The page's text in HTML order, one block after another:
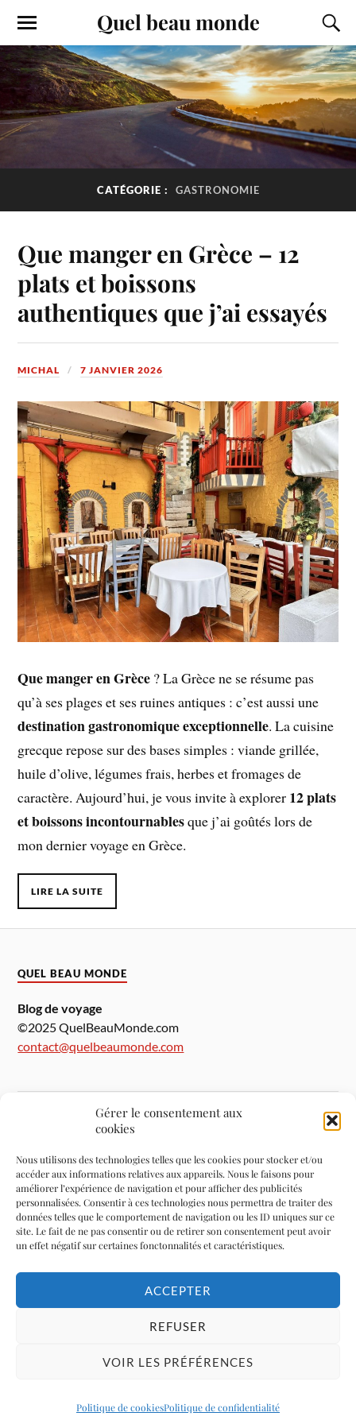
Gérer le consentement aux
cookies
Nous utilisons des technologies telles que les cookies pour stocker et/ou
accéder aux informations relatives aux appareils. Nous le faisons pour
améliorer l’expérience de navigation et pour afficher des publicités
personnalisées. Consentir à ces technologies nous permettra de traiter des
données telles que le comportement de navigation ou les ID uniques sur ce
site. Le fait de ne pas consentir ou de retirer son consentement peut avoir
un effet négatif sur certaines fonctonnalités et caractéristiques.
ACCEPTER
REFUSER
VOIR LES PRÉFÉRENCES
Politique de cookiesPolitique de confidentialité
Quel beau monde
CATÉGORIE : GASTRONOMIE
Que manger en Grèce – 12
plats et boissons
authentiques que j’ai essayés
MICHAL 7 JANVIER 2026
Que manger en Grèce ? La Grèce ne se résume pas
qu’à ses plages et ses ruines antiques : c’est aussi une
destination gastronomique exceptionnelle. La cuisine
grecque repose sur des bases simples : viande grillée,
huile d’olive, légumes frais, herbes et fromages de
caractère. Aujourd’hui, je vous invite à explorer 12 plats
et boissons incontournablesque j’ai goûtés lors de
mon dernier voyage en Grèce.
LIRE LA SUITE
QUEL BEAU MONDE
Blog de voyage
©2025 QuelBeauMonde.com
contact@quelbeaumonde.com
Mentions légales
Politique de confidentialité
st e